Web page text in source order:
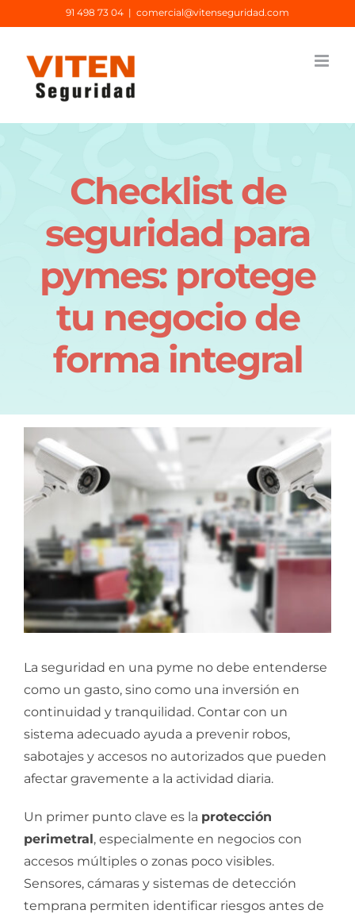
al
contenido
91 498 73 04 | comercial@vitenseguridad.com
Checklist de
seguridad para
pymes: protege
tu negocio de
forma integral
La seguridad en una pyme no debe entenderse
como un gasto, sino como una inversión en
continuidad y tranquilidad. Contar con un
sistema adecuado ayuda a prevenir robos,
sabotajes y accesos no autorizados que pueden
afectar gravemente a la actividad diaria.
Un primer punto clave es la protección
perimetral, especialmente en negocios con
accesos múltiples o zonas poco visibles.
Sensores, cámaras y sistemas de detección
temprana permiten identificar riesgos antes de